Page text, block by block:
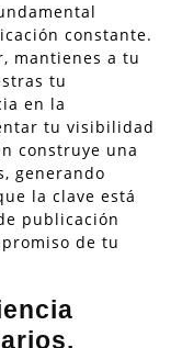
constante.
mantienes a tu
tu
en la
tu visibilidad
construye una
generando
la clave está
publicación
de tu